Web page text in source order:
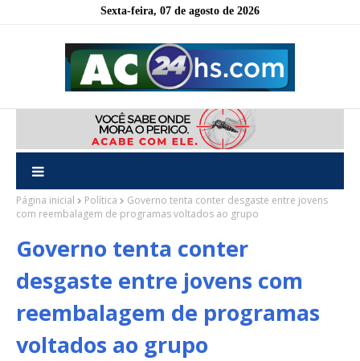
Sexta-feira, 07 de agosto de 2026
Página inicial Política
Governo tenta conter desgaste entre jovens
com reembalagem de programas voltados ao grupo
Governo tenta conter
desgaste entre jovens com
reembalagem de programas
voltados ao grupo